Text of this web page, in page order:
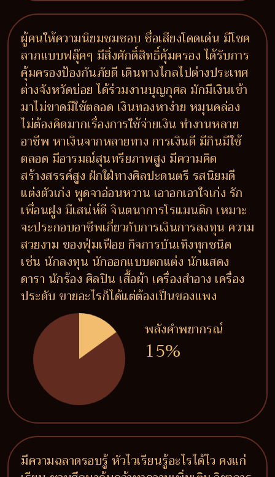
ผู้คนให้ความนิยมชมชอบ ชื่อเสียงโดดเด่น มีโชค
ลาภแบบฟลุ๊คๆ มีสิ่งศักดิ์สิทธิ์คุ้มครอง ได้รับการ
คุ้มครองป้องกันภัยดี เดินทางไกลไปต่างประเทศ
ต่างจังหวัดบ่อย ได้ร่วมงานบุญกุศล มักมีเงินเข้า
มาไม่ขาดมีใช้ตลอด เงินทองหาง่าย หมุนคล่อง
ไม่ต้องคิดมากเรื่องการใช้จ่ายเงิน ทำงานหลาย
อาชีพ หาเงินจากหลายทาง การเงินดี มีกินมีใช้
ตลอด มีอารมณ์สุนทรียภาพสูง มีความคิด
สร้างสรรค์สูง ฝักใฝ่ทางศิลปะดนตรี รสนิยมดี
แต่งตัวเก่ง พูดจาอ่อนหวาน เอาอกเอาใจเก่ง รัก
เพื่อนฝูง มีเสน่ห์ดี จินตนาการโรแมนติก เหมาะ
จะประกอบอาชีพเกี่ยวกับการเงินการลงทุน ความ
สวยงาม ของฟุ่มเฟือย กิจการบันเทิงทุกชนิด
เช่น นักลงทุน นักออกแบบตกแต่ง นักแสดง
ดารา นักร้อง ศิลปิน เสื้อผ้า เครื่องสำอาง เครื่อง
ประดับ ขายอะไรก็ได้แต่ต้องเป็นของแพง
พลังคำพยากรณ์
15%
มีความฉลาดรอบรู้ หัวไวเรียนรู้อะไรได้ไว คงแก่